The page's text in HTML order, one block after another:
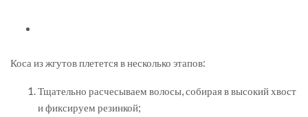
Коса из жгутов плетется в несколько этапов:
Тщательно расчесываем волосы, собирая в высокий хвост
и фиксируем резинкой;